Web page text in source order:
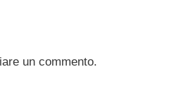
un commento.